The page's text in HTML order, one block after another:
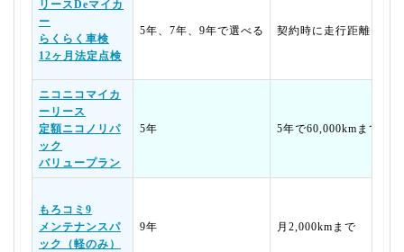
リースDeマイカ
ー
らくらく車検
12ヶ月法定点検
5年、7年、9年で選べる 契約時に走行距離を設
ニコニコマイカ
ーリース
定額ニコノリパ
ック
バリュープラン
5年 5年で60,000kmまで
もろコミ9
メンテナンスパ
ック（軽のみ）
9年 月2,000kmまで